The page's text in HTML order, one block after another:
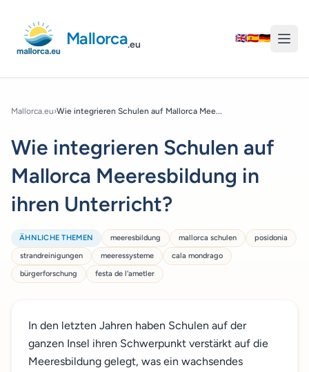
Mallorca.eu
🇬🇧🇪🇸🇩🇪
Mallorca.eu›Wie integrieren Schulen auf Mallorca Mee...
Wie integrieren Schulen auf
Mallorca Meeresbildung in
ihren Unterricht?
ÄHNLICHE THEMEN meeresbildung mallorca schulen
posidonia
strandreinigungen
meeressysteme
cala mondrago
bürgerforschung
festa de l'ametler
In den letzten Jahren haben Schulen auf der
ganzen Insel ihren Schwerpunkt verstärkt auf die
Meeresbildung gelegt, was ein wachsendes